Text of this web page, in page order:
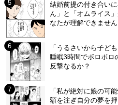
結婚前提の付き合い
ん」と「オムライス
なたが理解できません
「うるさいから子ど
睡眠3時間でボロボ
反撃なるか？
「私が絶対に娘の可
額を注ぎ自分の夢を